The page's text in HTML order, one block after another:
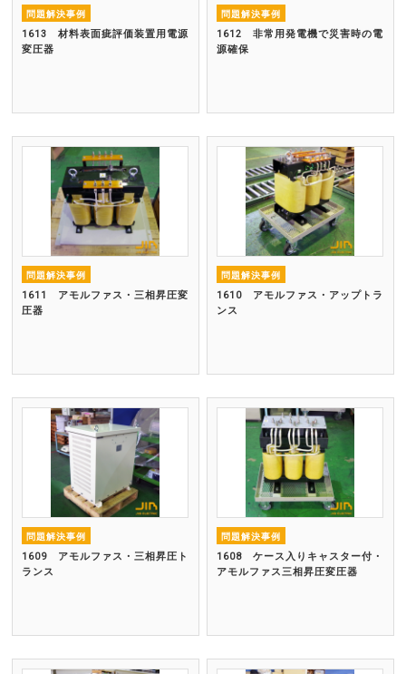
問題解決事例
1613 材料表面疵評価装置用電源
変圧器
問題解決事例
1612 非常用発電機で災害時の電
源確保
問題解決事例
1611 アモルファス・三相昇圧変
圧器
問題解決事例
1610 アモルファス・アップトラ
ンス
問題解決事例
1609 アモルファス・三相昇圧ト
ランス
問題解決事例
1608 ケース入りキャスター付・
アモルファス三相昇圧変圧器